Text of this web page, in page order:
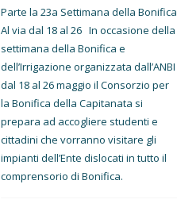
Parte la 23a Settimana della Bonifica
Al via dal 18 al 26 In occasione della
settimana della Bonifica e
dell’Irrigazione organizzata dall’ANBI
dal 18 al 26 maggio il Consorzio per
la Bonifica della Capitanata si
prepara ad accogliere studenti e
cittadini che vorranno visitare gli
impianti dell’Ente dislocati in tutto il
comprensorio di Bonifica.